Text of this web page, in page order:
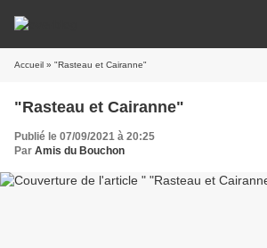
Accueil » "Rasteau et Cairanne"
"Rasteau et Cairanne"
Publié le 07/09/2021 à 20:25
Par Amis du Bouchon